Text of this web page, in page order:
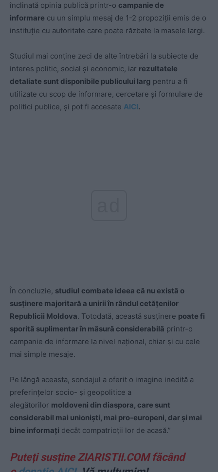
înclinată opinia publică printr-o campanie de
informare cu un simplu mesaj de 1-2 propoziții emis de o
instituție cu autoritate care poate răzbate la masele largi.
Studiul mai conține zeci de alte întrebări la subiecte de
interes politic, social și economic, iar rezultatele
detaliate sunt disponibile publicului larg pentru a fi
utilizate cu scop de informare, cercetare și formulare de
politici publice, și pot fi accesate AICI.
În concluzie, studiul combate ideea că nu există o
susținere majoritară a unirii în rândul cetățenilor
Republicii Moldova. Totodată, această susținere poate fi
sporită suplimentar în măsură considerabilă printr-o
campanie de informare la nivel național, chiar și cu cele
mai simple mesaje.
Pe lângă aceasta, sondajul a oferit o imagine inedită a
preferințelor socio- și geopolitice a
alegătorilor moldoveni din diaspora, care sunt
considerabil mai unioniști, mai pro-europeni, dar și mai
bine informați decât compatrioții lor de acasă.”
Puteți susține ZIARISTII.COM făcând